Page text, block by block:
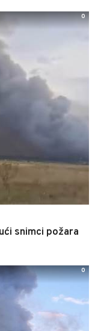
snimci požara
0
0